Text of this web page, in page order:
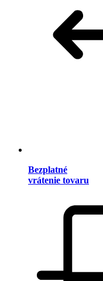
Bezplatné
vrátenie tovaru